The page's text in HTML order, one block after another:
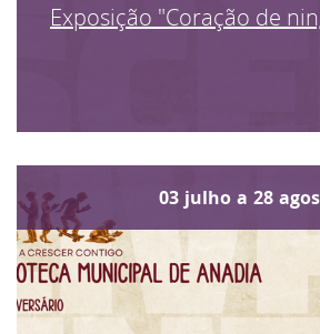
Exposição "Coração de
03 julho a 28